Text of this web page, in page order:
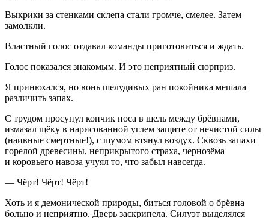
Выкрики за стенками склепа стали громче, смелее. Затем
замолкли.
Властный голос отдавал команды приготовиться и ждать.
Голос показался знакомым. И это неприятный сюрприз.
Я принюхался, но вонь шелудивых ран покойника мешала
различить запах.
С трудом просунул кончик носа в щель между брёвнами,
измазал щёку в нарисованной углем защите от нечистой силы
(наивные смертные!), с шумом втянул воздух. Сквозь запахи
горелой древесины, неприкрытого страха, чернозёма
и коровьего навоза учуял то, что забыл навсегда.
— Чёрт! Чёрт! Чёрт!
Хоть и я демонической природы, биться головой о брёвна
больно и неприятно. Дверь заскрипела. Силуэт выделялся